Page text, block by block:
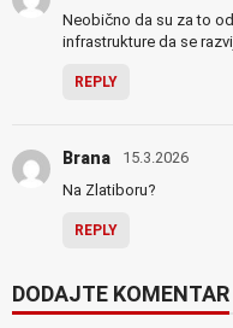
Neobično da su za to
infrastrukture da se
REPLY
Brana 15.3.2026
Na Zlatiboru?
REPLY
DODAJTE KOMENTAR